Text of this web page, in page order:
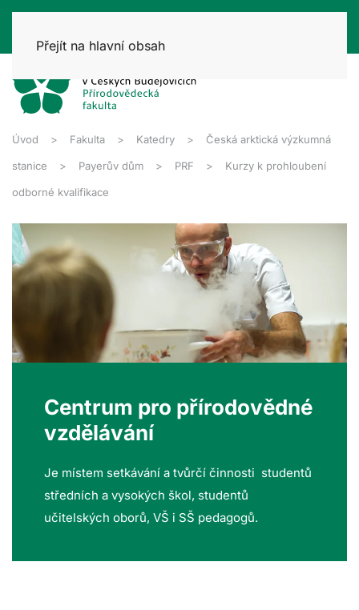
Přejít na hlavní obsah
Úvod Fakulta Katedry Česká arktická výzkumná
stanice Payerův dům PRF Kurzy k prohloubení
odborné kvalifikace
Centrum pro přírodovědné
vzdělávání
Je místem setkávání a tvůrčí činnosti studentů
středních a vysokých škol, studentů
učitelských oborů, VŠ i SŠ pedagogů.